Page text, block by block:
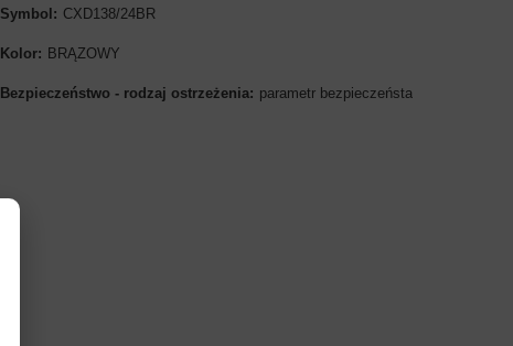
Symbol CXD138/24BR
Kolor BRĄZOWY
Bezpieczeństwo - rodzaj ostrzeżenia parametr bezpieczeństa